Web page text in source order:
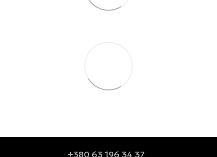
+380 63 196 34 37